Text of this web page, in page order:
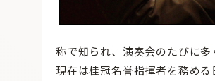
称で知られ、演奏会のたびに
現在は桂冠名誉指揮者を務め